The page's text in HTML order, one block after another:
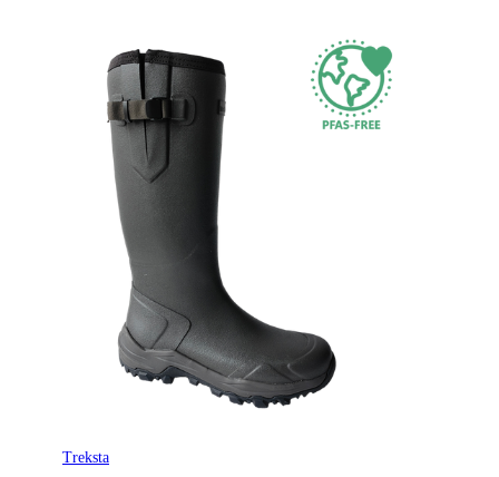
Treksta